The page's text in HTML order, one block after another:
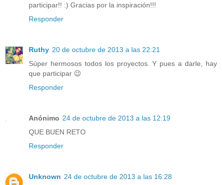
participar!! :) Gracias por la inspiración!!!
Responder
Ruthy 20 de octubre de 2013 a las 22:21
Súper hermosos todos los proyectos. Y pues a darle, hay
que participar 😉
Responder
Anónimo 24 de octubre de 2013 a las 12:19
QUE BUEN RETO
Responder
Unknown 24 de octubre de 2013 a las 16:28